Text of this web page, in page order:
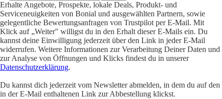
Erhalte Angebote, Prospekte, lokale Deals, Produkt- und
Serviceneuigkeiten von Bonial und ausgewählten Partnern, sowie
gelegentliche Bewertungsanfragen von Trustpilot per E-Mail. Mit
Klick auf „Weiter" willigst du in den Erhalt dieser E-Mails ein. Du
kannst deine Einwilligung jederzeit über den Link in jeder E-Mail
widerrufen. Weitere Informationen zur Verarbeitung Deiner Daten und
zur Analyse von Öffnungen und Klicks findest du in unserer
Datenschutzerklärung.
Du kannst dich jederzeit vom Newsletter abmelden, in dem du auf den
in der E-Mail enthaltenen Link zur Abbestellung klickst.